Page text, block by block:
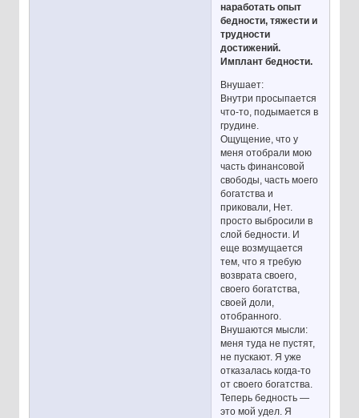
наработать опыт
бедности, тяжести и
трудности
достижений.
Имплант бедности.
Внушает:
Внутри просыпается
что-то, подымается в
грудине.
Ощущение, что у
меня отобрали мою
часть финансовой
свободы, часть моего
богатства и
приковали, Нет.
просто выбросили в
слой бедности. И
еще возмущается
тем, что я требую
возврата своего,
своего богатства,
своей доли,
отобранного.
Внушаются мысли:
меня туда не пустят,
не пускают. Я уже
отказалась когда-то
от своего богатства.
Теперь бедность —
это мой удел. Я